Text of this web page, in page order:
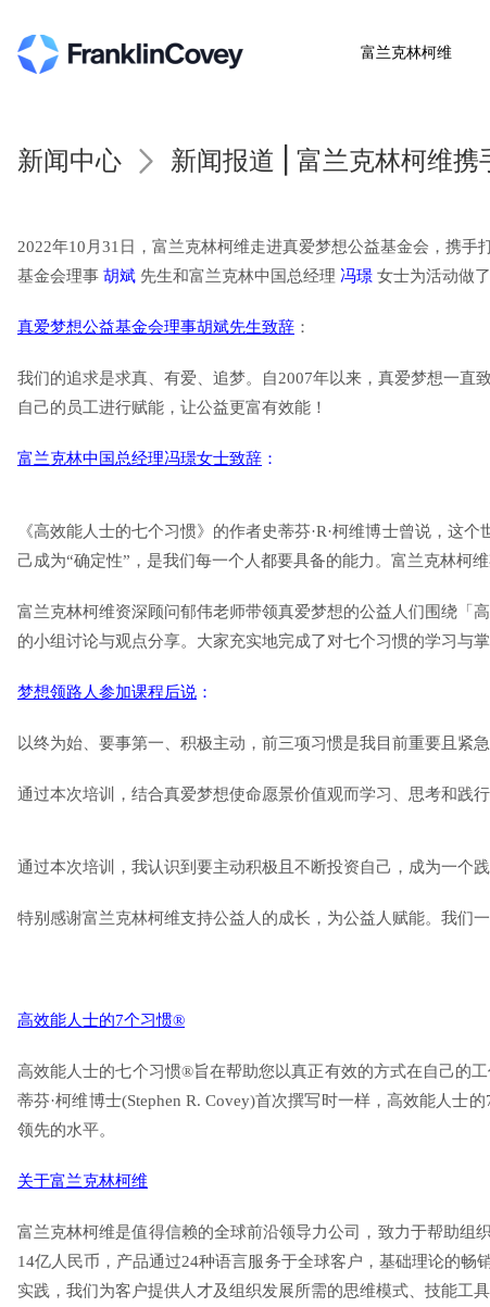
富兰克林柯维
新闻中心 新闻报道 | 富兰克林柯维携
2022年10月31日，富兰克林柯维走进真爱梦想公益基金会，携手
基金会理事 胡斌 先生和富兰克林中国总经理 冯璟 女士为活动做
真爱梦想公益基金会理事胡斌先生致辞 ：
我们的追求是求真、有爱、追梦。自2007年以来，真爱梦想一直
自己的员工进行赋能，让公益更富有效能！
富兰克林中国总经理冯璟女士致辞 ：
《高效能人士的七个习惯》的作者史蒂芬·R·柯维博士曾说，这
己成为“确定性”，是我们每一个人都要具备的能力。富兰克林柯
富兰克林柯维资深顾问郁伟老师带领真爱梦想的公益人们围绕「
的小组讨论与观点分享。大家充实地完成了对七个习惯的学习与
梦想领路人参加课程后说 ：
以终为始、要事第一、积极主动，前三项习惯是我目前重要且紧
通过本次培训，结合真爱梦想使命愿景价值观而学习、思考和践
通过本次培训，我认识到要主动积极且不断投资自己，成为一个
特别感谢富兰克林柯维支持公益人的成长，为公益人赋能。我们
高效能人士的7个习惯®
高效能人士的七个习惯®旨在帮助您以真正有效的方式在自己的
蒂芬·柯维博士(Stephen R. Covey)首次撰写时一样，高效能人
领先的水平。
关于富兰克林柯维
富兰克林柯维是值得信赖的全球前沿领导力公司，致力于帮助组
14亿人民币，产品通过24种语言服务于全球客户，基础理论的
实践，我们为客户提供人才及组织发展所需的思维模式、技能工